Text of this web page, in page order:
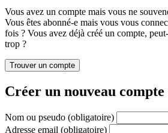
Vous avez un compte mais vous ne
Vous êtes abonné-e mais vous vous
fois ? Vous avez déjà créé un compte,
trop ?
Créer un nouveau compte
Nom ou pseudo (obligatoire)
Adresse email (obligatoire)